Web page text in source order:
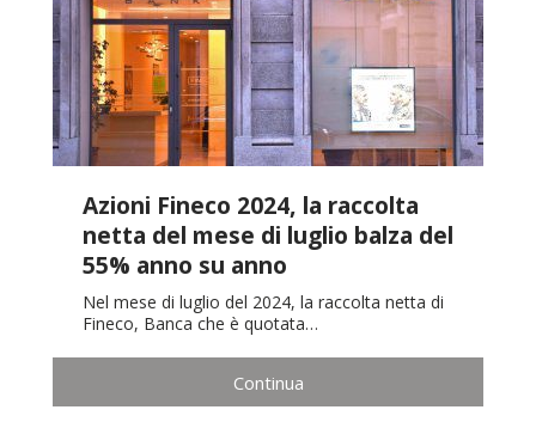
Azioni Fineco 2024, la raccolta
netta del mese di luglio balza del
55% anno su anno
Nel mese di luglio del 2024, la raccolta netta di
Fineco, Banca che è quotata…
Continua